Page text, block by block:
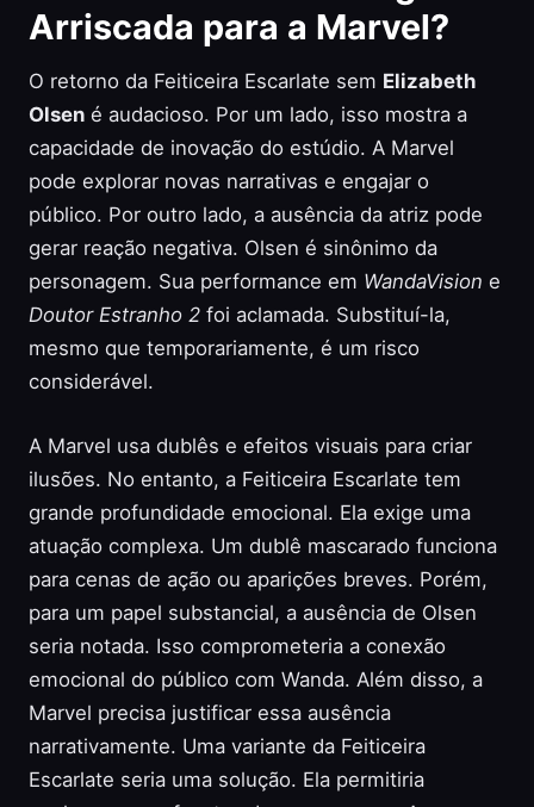
Arriscada para a Marvel?
O retorno da Feiticeira Escarlate sem Elizabeth
Olsen é audacioso. Por um lado, isso mostra a
capacidade de inovação do estúdio. A Marvel
pode explorar novas narrativas e engajar o
público. Por outro lado, a ausência da atriz pode
gerar reação negativa. Olsen é sinônimo da
personagem. Sua performance em WandaVision e
Doutor Estranho 2 foi aclamada. Substituí-la,
mesmo que temporariamente, é um risco
considerável.
A Marvel usa dublês e efeitos visuais para criar
ilusões. No entanto, a Feiticeira Escarlate tem
grande profundidade emocional. Ela exige uma
atuação complexa. Um dublê mascarado funciona
para cenas de ação ou aparições breves. Porém,
para um papel substancial, a ausência de Olsen
seria notada. Isso comprometeria a conexão
emocional do público com Wanda. Além disso, a
Marvel precisa justificar essa ausência
narrativamente. Uma variante da Feiticeira
Escarlate seria uma solução. Ela permitiria